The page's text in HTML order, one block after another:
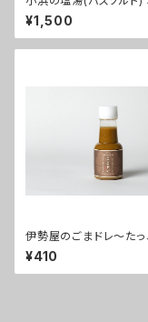
ト
¥1,500
伊勢屋のごまドレ～たっ
まの風味香るオリジナル
ング
¥410